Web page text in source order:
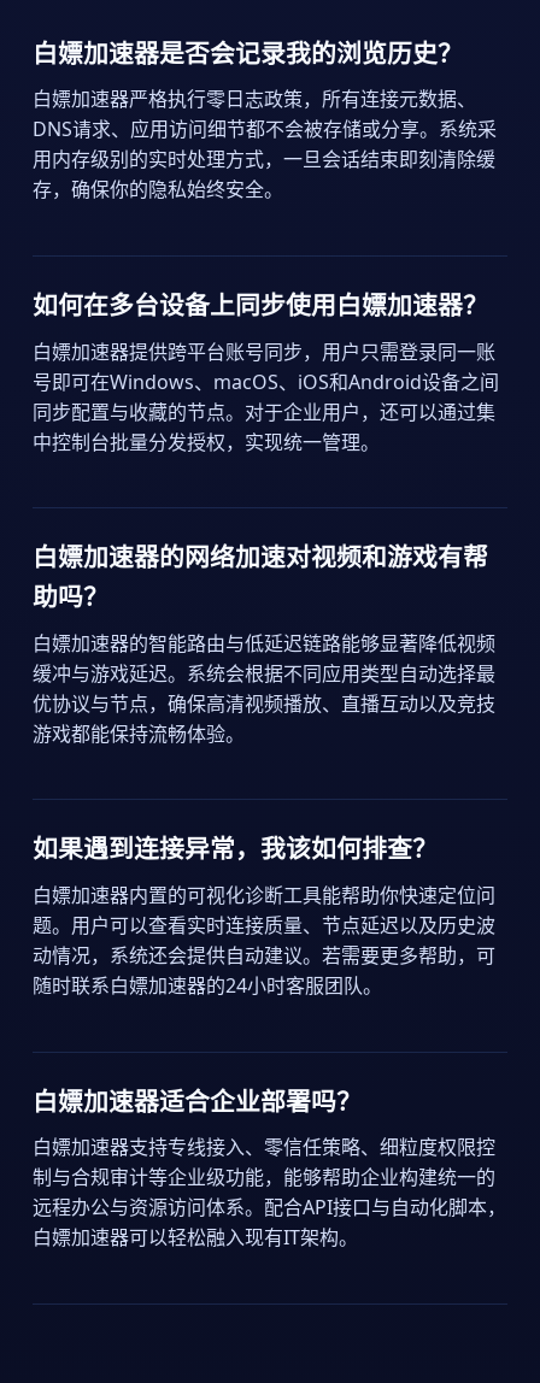
白嫖加速器是否会记录我的浏览历史？
白嫖加速器严格执行零日志政策，所有连接元数据、
DNS请求、应用访问细节都不会被存储或分享。系统采
用内存级别的实时处理方式，一旦会话结束即刻清除缓
存，确保你的隐私始终安全。
如何在多台设备上同步使用白嫖加速器？
白嫖加速器提供跨平台账号同步，用户只需登录同一账
号即可在Windows、macOS、iOS和Android设备之间
同步配置与收藏的节点。对于企业用户，还可以通过集
中控制台批量分发授权，实现统一管理。
白嫖加速器的网络加速对视频和游戏有帮
助吗？
白嫖加速器的智能路由与低延迟链路能够显著降低视频
缓冲与游戏延迟。系统会根据不同应用类型自动选择最
优协议与节点，确保高清视频播放、直播互动以及竞技
游戏都能保持流畅体验。
如果遇到连接异常，我该如何排查？
白嫖加速器内置的可视化诊断工具能帮助你快速定位问
题。用户可以查看实时连接质量、节点延迟以及历史波
动情况，系统还会提供自动建议。若需要更多帮助，可
随时联系白嫖加速器的24小时客服团队。
白嫖加速器适合企业部署吗？
白嫖加速器支持专线接入、零信任策略、细粒度权限控
制与合规审计等企业级功能，能够帮助企业构建统一的
远程办公与资源访问体系。配合API接口与自动化脚本，
白嫖加速器可以轻松融入现有IT架构。